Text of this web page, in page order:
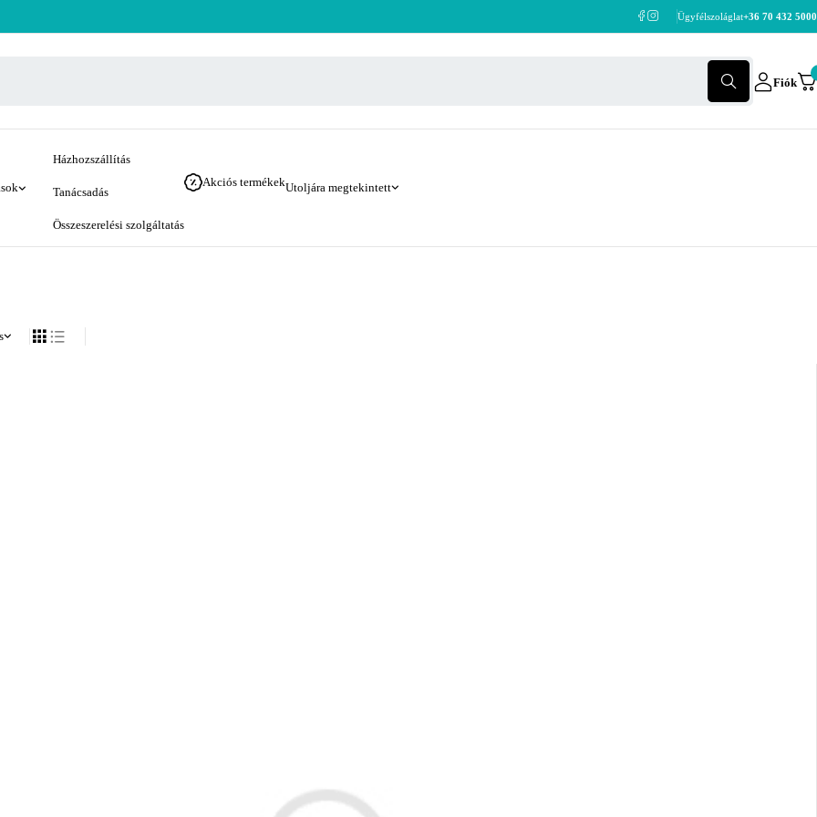
Ügyfélszoláglat+36 70 432 5000
Fiók
Házhozszállítás
Tanácsadás
Összeszerelési szolgáltatás
Akciós termékekUtoljára megtekintett